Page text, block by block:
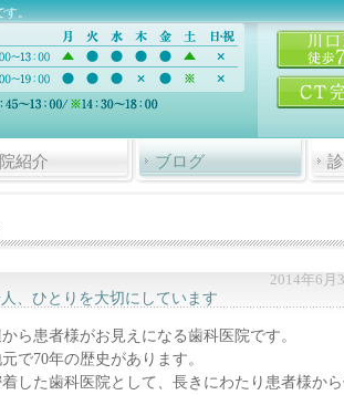
す。
紹介 ブログ
2014年6月
、ひとりを大切にしています
ら患者様がお見えになる歯科医院です。
で70年の歴史があります。
した歯科医院として、長きにわたり患者様か